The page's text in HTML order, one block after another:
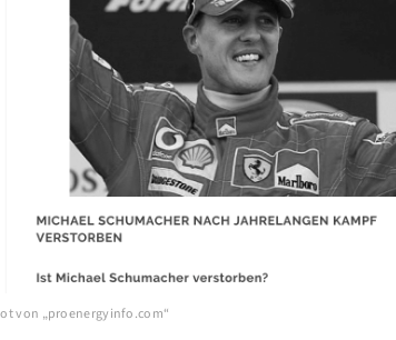
von „proenergyinfo.com“